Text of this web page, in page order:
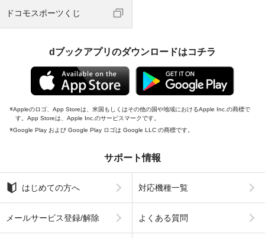
ドコモスポーツくじ
dブックアプリのダウンロードはコチラ
Appleのロゴ、App Storeは、米国もしくはその他の国や地域におけるApple Inc.の商標で
す。App Storeは、Apple Inc.のサービスマークです。
Google Play および Google Play ロゴは Google LLC の商標です。
サポート情報
はじめての方へ 対応機種一覧
メールサービス登録/解除 よくある質問